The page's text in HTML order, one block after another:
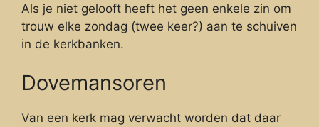
Als je niet gelooft heeft het geen enkele zin om
trouw elke zondag (twee keer?) aan te schuiven
in de kerkbanken.
Dovemansoren
Van een kerk mag verwacht worden dat daar